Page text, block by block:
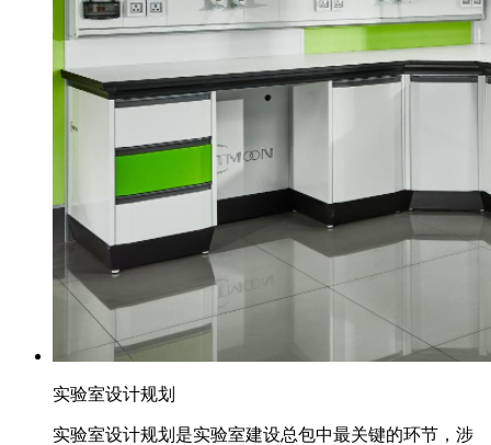
实验室设计规划
实验室设计规划是实验室建设总包中最关键的环节，涉